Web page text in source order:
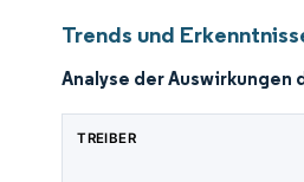
Trends und
Analyse der Auswirkungen
TREIBER